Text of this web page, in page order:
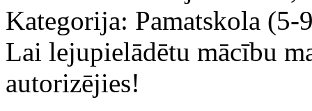
Kategorija: Pamatskola (5-
Lai lejupielādētu mācību
autorizējies!